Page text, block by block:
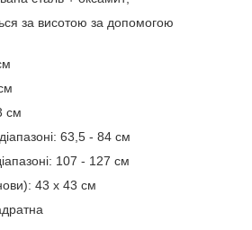
за висотою за допомогою
см
63,5 - 84 см
107 - 127 см
43 х 43 см